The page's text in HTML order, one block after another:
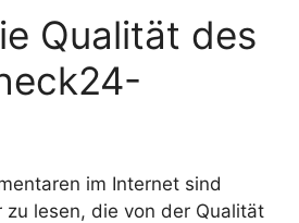
Qualität des
im Internet sind
zu lesen, die von der Qualität